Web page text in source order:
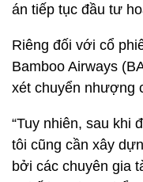
án tiếp tục đầu tư
Riêng đối với cổ
Bamboo Airways
xét chuyển nhượng
“Tuy nhiên, sau khi
tôi cũng cần xây
bởi các chuyên gia